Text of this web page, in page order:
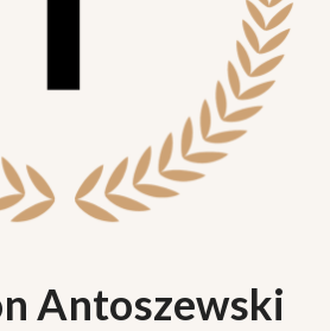
Antoszewski